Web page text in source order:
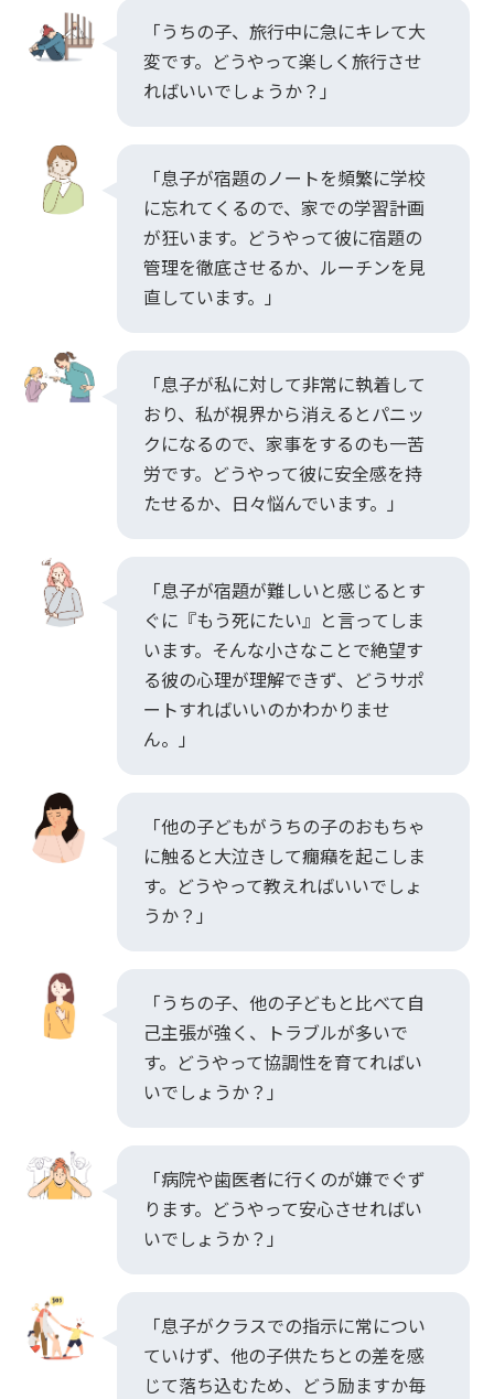
「うちの子、旅行中に急にキレて大
変です。どうやって楽しく旅行させ
ればいいでしょうか？」
「息子が宿題のノートを頻繁に学校
に忘れてくるので、家での学習計画
が狂います。どうやって彼に宿題の
管理を徹底させるか、ルーチンを見
直しています。」
「息子が私に対して非常に執着して
おり、私が視界から消えるとパニッ
クになるので、家事をするのも一苦
労です。どうやって彼に安全感を持
たせるか、日々悩んでいます。」
「息子が宿題が難しいと感じるとす
ぐに『もう死にたい』と言ってしま
います。そんな小さなことで絶望す
る彼の心理が理解できず、どうサポ
ートすればいいのかわかりませ
ん。」
「他の子どもがうちの子のおもちゃ
に触ると大泣きして癇癪を起こしま
す。どうやって教えればいいでしょ
うか？」
「うちの子、他の子どもと比べて自
己主張が強く、トラブルが多いで
す。どうやって協調性を育てればい
いでしょうか？」
「病院や歯医者に行くのが嫌でぐず
ります。どうやって安心させればい
いでしょうか？」
「息子がクラスでの指示に常につい
ていけず、他の子供たちとの差を感
じて落ち込むため、どう励ますか毎